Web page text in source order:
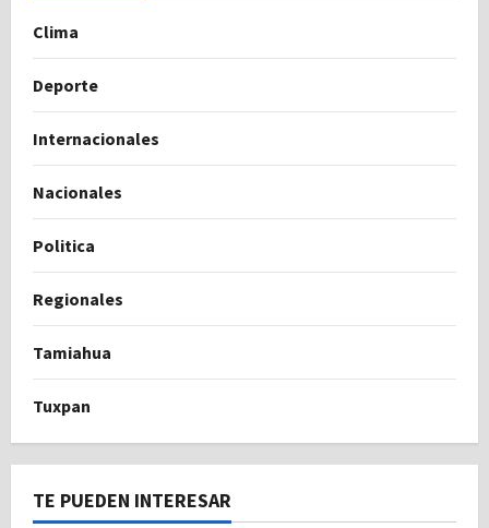
Clima
Deporte
Internacionales
Nacionales
Politica
Regionales
Tamiahua
Tuxpan
TE PUEDEN INTERESAR